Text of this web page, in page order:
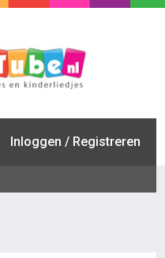
Inloggen / Registreren